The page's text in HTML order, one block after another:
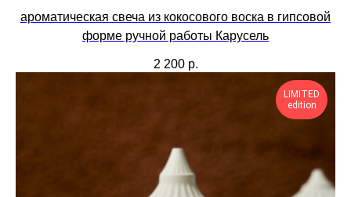
ароматическая свеча из кокосового воска в гипсовой
форме ручной работы Карусель
2 200 р.
LIMITED
edition